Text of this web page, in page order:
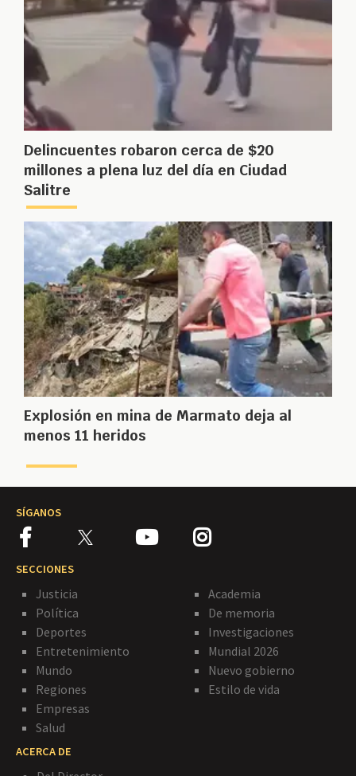
Delincuentes robaron cerca de $20
millones a plena luz del día en Ciudad
Salitre
Explosión en mina de Marmato deja al
menos 11 heridos
SÍGANOS
SECCIONES
Justicia
Política
Deportes
Entretenimiento
Mundo
Regiones
Empresas
Salud
Academia
De memoria
Investigaciones
Mundial 2026
Nuevo gobierno
Estilo de vida
ACERCA DE